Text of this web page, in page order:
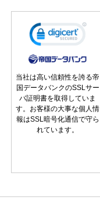
当社は高い信頼性を誇る帝
国データバンクのSSLサー
バ証明書を取得していま
す。お客様の大事な個人情
報はSSL暗号化通信で守ら
れています。